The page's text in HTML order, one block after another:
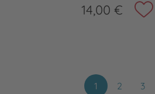
14,00 €
1 2 3